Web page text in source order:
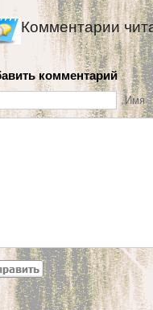
Комментарии
комментарий
Имя